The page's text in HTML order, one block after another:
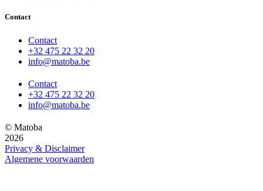
Contact
Contact
+32 475 22 32 20
info@matoba.be
Contact
+32 475 22 32 20
info@matoba.be
© Matoba
2026
Privacy & Disclaimer
Algemene voorwaarden